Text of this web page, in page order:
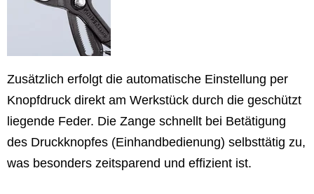
Zusätzlich erfolgt die automatische Einstellung per
Knopfdruck direkt am Werkstück durch die geschützt
liegende Feder. Die Zange schnellt bei Betätigung
des Druckknopfes (Einhandbedienung) selbsttätig zu,
was besonders zeitsparend und effizient ist.